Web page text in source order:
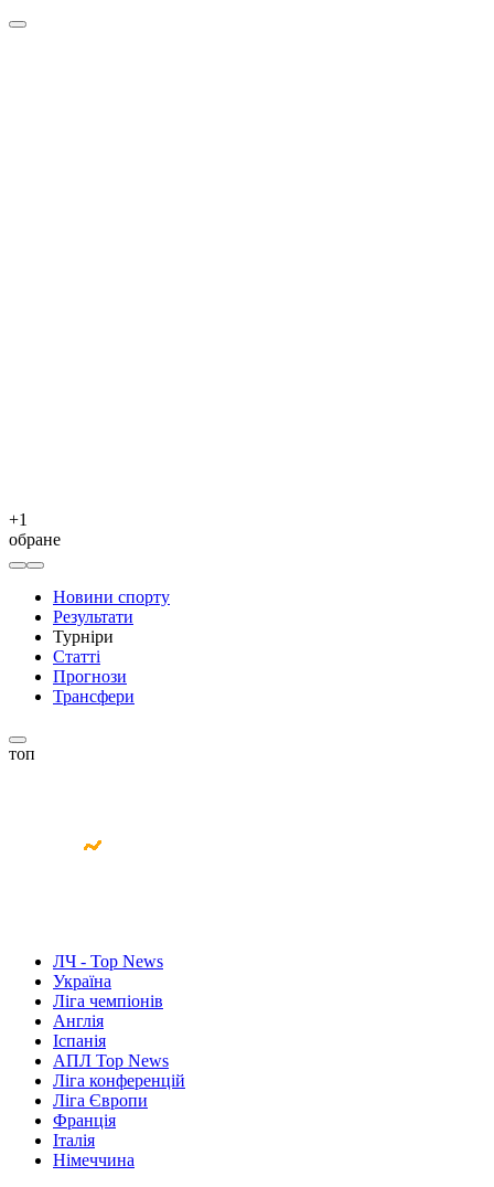
+1
обране
Новини спорту
Результати
Турніри
Статті
Прогнози
Трансфери
топ
ЛЧ - Top News
Україна
Ліга чемпіонів
Англія
Іспанія
АПЛ Top News
Ліга конференцій
Ліга Європи
Франція
Італія
Німеччина